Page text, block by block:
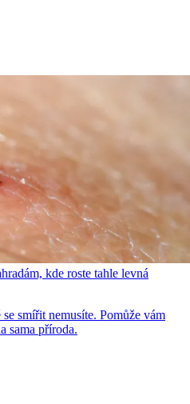
kde roste tahle levná
smířit nemusíte. Pomůže vám
sama příroda.